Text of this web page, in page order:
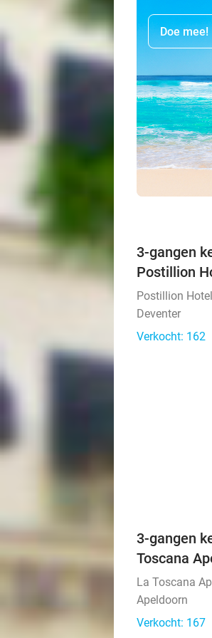
Doe mee!
3-gangen
Postillion
Postillion
Deventer
Verkocht: 162
3-gangen
Toscana
La Toscana
Apeldoorn
Verkocht: 167